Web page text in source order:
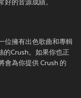
好的音源成績。
位擁有出色歌曲和專輯
的Crush。如果你也正
會為你提供 Crush 的